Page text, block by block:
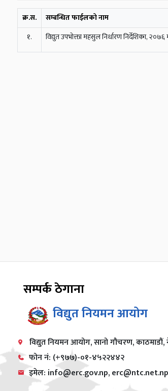
क्र.स. सम्बन्धित फाईलको नाम
१.
विद्युत उपभोक्ता महसुल निर्धारण निर्देशिका,
सम्पर्क ठेगाना
विद्युत नियमन आयोग
विद्युत नियमन आयोग, सानो गौचरण,
फोन नं: (+९७७)-०१-४५२२४४२
इमेल: info@erc.gov.np, erc@ntc.net.np